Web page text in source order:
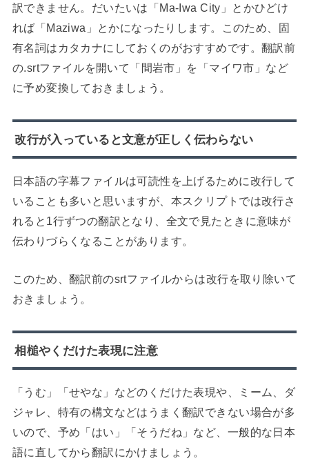
訳できません。だいたいは「Ma-Iwa City」とかひどけ
れば「Maziwa」とかになったりします。このため、固
有名詞はカタカナにしておくのがおすすめです。翻訳前
の.srtファイルを開いて「間岩市」を「マイワ市」など
に予め変換しておきましょう。
改行が入っていると文意が正しく伝わらない
日本語の字幕ファイルは可読性を上げるために改行して
いることも多いと思いますが、本スクリプトでは改行さ
れると1行ずつの翻訳となり、全文で見たときに意味が
伝わりづらくなることがあります。
このため、翻訳前のsrtファイルからは改行を取り除いて
おきましょう。
相槌やくだけた表現に注意
「うむ」「せやな」などのくだけた表現や、ミーム、ダ
ジャレ、特有の構文などはうまく翻訳できない場合が多
いので、予め「はい」「そうだね」など、一般的な日本
語に直してから翻訳にかけましょう。